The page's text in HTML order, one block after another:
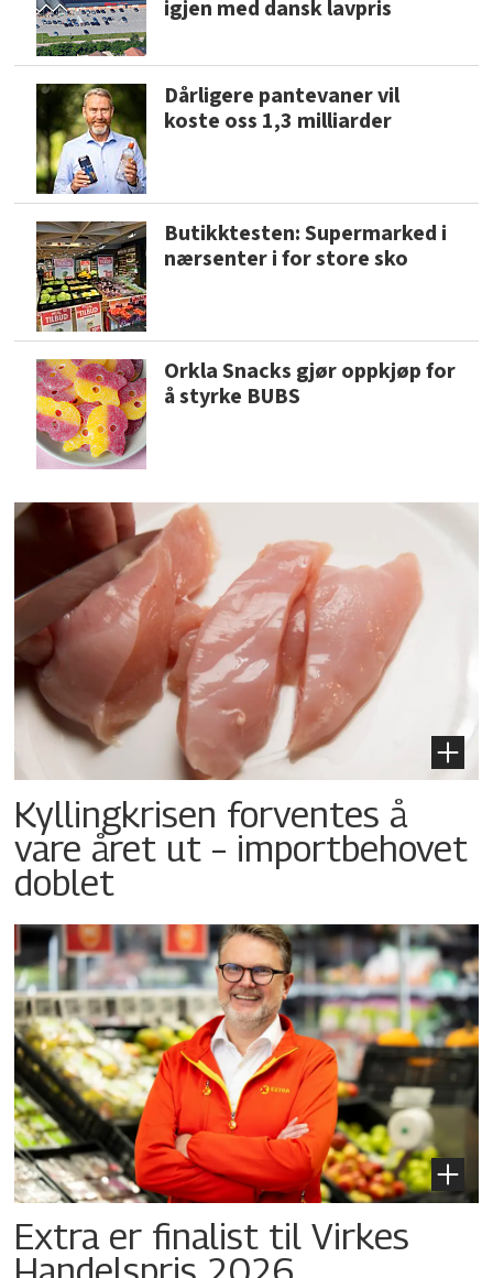
igjen med dansk lavpris
Dårligere pantevaner vil
koste oss 1,3 milliarder
Butikktesten: Supermarked i
nærsenter i for store sko
Orkla Snacks gjør oppkjøp for
å styrke BUBS
Kyllingkrisen forventes å
vare året ut – importbehovet
doblet
Extra er finalist til Virkes